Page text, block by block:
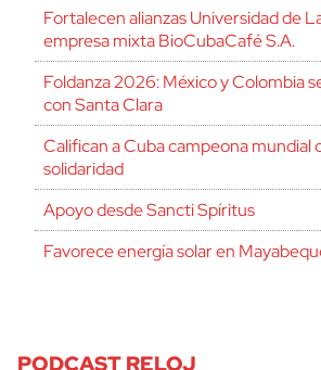
Fortalecen alianzas Universidad de
empresa mixta BioCubaCafé S.A.
Foldanza 2026: México y Colombia
con Santa Clara
Califican a Cuba campeona mundial
solidaridad
Apoyo desde Sancti Spíritus
Favorece energía solar en
PODCAST RELOJ